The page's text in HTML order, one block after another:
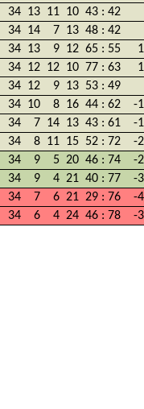
34 13 11 10 43 : 42
34 14 7 13 48 : 42
34 13 9 12 65 : 55
34 12 12 10 77 : 63
34 12 9 13 53 : 49
34 10 8 16 44 : 62
-
34 7 14 13 43 : 61
-
34 8 11 15 52 : 72
-
34 9 5 20 46 : 74
-
34 9 4 21 40 : 77
-
34 7 6 21 29 : 76
-
34 6 4 24 46 : 78 -